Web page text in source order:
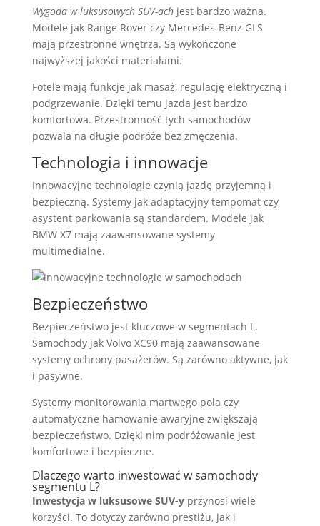
Wygoda w luksusowych SUV-achjest bardzo ważna.
Modele jak Range Rover czy Mercedes-Benz GLS
mają przestronne wnętrza. Są wykończone
najwyższej jakości materiałami.
Fotele mają funkcje jak masaż, regulację elektryczną i
podgrzewanie. Dzięki temu jazda jest bardzo
komfortowa. Przestronność tych samochodów
pozwala na długie podróże bez zmęczenia.
Technologia i innowacje
Innowacyjne technologie czynią jazdę przyjemną i
bezpieczną. Systemy jak adaptacyjny tempomat czy
asystent parkowania są standardem. Modele jak
BMW X7 mają zaawansowane systemy
multimedialne.
Bezpieczeństwo
Bezpieczeństwo jest kluczowe w segmentach L.
Samochody jak Volvo XC90 mają zaawansowane
systemy ochrony pasażerów. Są zarówno aktywne, jak
i pasywne.
Systemy monitorowania martwego pola czy
automatyczne hamowanie awaryjne zwiększają
bezpieczeństwo. Dzięki nim podróżowanie jest
komfortowe i bezpieczne.
Dlaczego warto inwestować w samochody
segmentu L?
Inwestycja w luksusowe SUV-yprzynosi wiele
korzyści. To dotyczy zarówno prestiżu, jak i